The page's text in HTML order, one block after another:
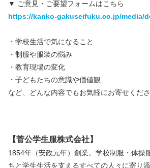
▼ ご意見・ご要望フォームはこちら
https://kanko-gakuseifuku.co.jp/media/
・学校生活で気になること
・制服や服装の悩み
・教育現場の変化
・子どもたちの意識や価値観
など、どんな内容でもお気軽にお寄せくださ
【菅公学生服株式会社】
1854年（安政元年）創業。学校制服・体操
ちと学生生活を支えるすべての人々に寄り